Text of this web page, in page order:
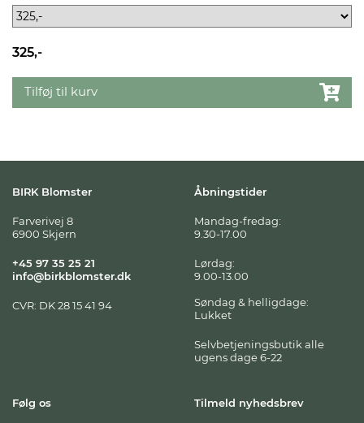
325,-
Tilføj til kurv
BIRK Blomster
Farverivej 8
6900 Skjern
+45 97 35 25 21
info@birkblomster.dk
CVR: DK 28 15 41 94
Åbningstider
Mandag-fredag:
9.30-17.00
Lørdag:
9.00-13.00
Søndag & helligdage:
Lukket
Selvbetjeningsbutik alle
ugens dage 6-22
Følg os Tilmeld nyhedsbrev